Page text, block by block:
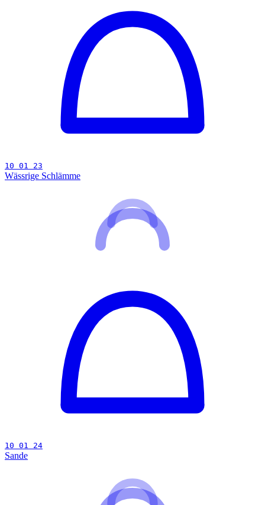
10 01 23
Wässrige Schlämme
10 01 24
Sande